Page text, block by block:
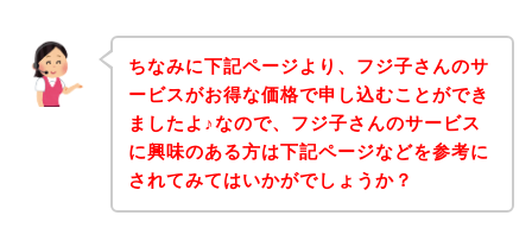
ちなみに下記ページより、フジ子さんのサ
ービスがお得な価格で申し込むことができ
ましたよ♪なので、フジ子さんのサービス
に興味のある方は下記ページなどを参考に
されてみてはいかがでしょうか？